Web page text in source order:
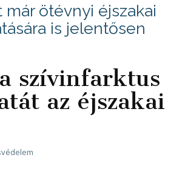
már ötévnyi éjszakai
is jelentősen
szívinfarktus
az éjszakai